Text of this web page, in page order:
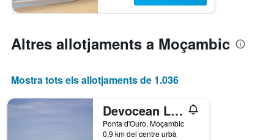
Altres allotjaments a Moçambic
Mostra tots els allotjaments de 1.036
Devocean Lodge
Ponta d'Ouro, Moçambic
0,9 km del centre urbà